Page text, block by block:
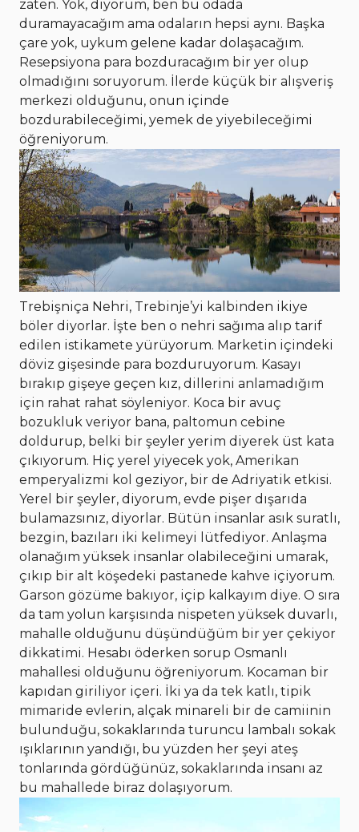
zaten. Yok, diyorum, ben bu odada
duramayacağım ama odaların hepsi aynı. Başka
çare yok, uykum gelene kadar dolaşacağım.
Resepsiyona para bozduracağım bir yer olup
olmadığını soruyorum. İlerde küçük bir alışveriş
merkezi olduğunu, onun içinde
bozdurabileceğimi, yemek de yiyebileceğimi
öğreniyorum.
Trebişniça Nehri, Trebinje’yi kalbinden ikiye
böler diyorlar. İşte ben o nehri sağıma alıp tarif
edilen istikamete yürüyorum. Marketin içindeki
döviz gişesinde para bozduruyorum. Kasayı
bırakıp gişeye geçen kız, dillerini anlamadığım
için rahat rahat söyleniyor. Koca bir avuç
bozukluk veriyor bana, paltomun cebine
doldurup, belki bir şeyler yerim diyerek üst kata
çıkıyorum. Hiç yerel yiyecek yok, Amerikan
emperyalizmi kol geziyor, bir de Adriyatik etkisi.
Yerel bir şeyler, diyorum, evde pişer dışarıda
bulamazsınız, diyorlar. Bütün insanlar asık suratlı,
bezgin, bazıları iki kelimeyi lütfediyor. Anlaşma
olanağım yüksek insanlar olabileceğini umarak,
çıkıp bir alt köşedeki pastanede kahve içiyorum.
Garson gözüme bakıyor, içip kalkayım diye. O sıra
da tam yolun karşısında nispeten yüksek duvarlı,
mahalle olduğunu düşündüğüm bir yer çekiyor
dikkatimi. Hesabı öderken sorup Osmanlı
mahallesi olduğunu öğreniyorum. Kocaman bir
kapıdan giriliyor içeri. İki ya da tek katlı, tipik
mimaride evlerin, alçak minareli bir de camiinin
bulunduğu, sokaklarında turuncu lambalı sokak
ışıklarının yandığı, bu yüzden her şeyi ateş
tonlarında gördüğünüz, sokaklarında insanı az
bu mahallede biraz dolaşıyorum.